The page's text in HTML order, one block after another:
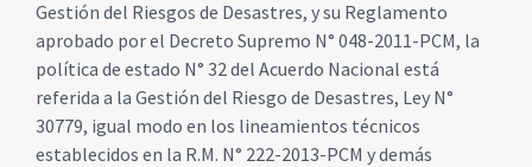
Gestión del Riesgos de Desastres, y su Reglamento
aprobado por el Decreto Supremo N° 048-2011-PCM, la
política de estado N° 32 del Acuerdo Nacional está
referida a la Gestión del Riesgo de Desastres, Ley N°
30779, igual modo en los lineamientos técnicos
establecidos en la R.M. N° 222-2013-PCM y demás